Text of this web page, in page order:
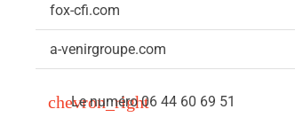
fox-cfi.com
a-venirgroupe.com
Le numéro 06 44 60 69 51